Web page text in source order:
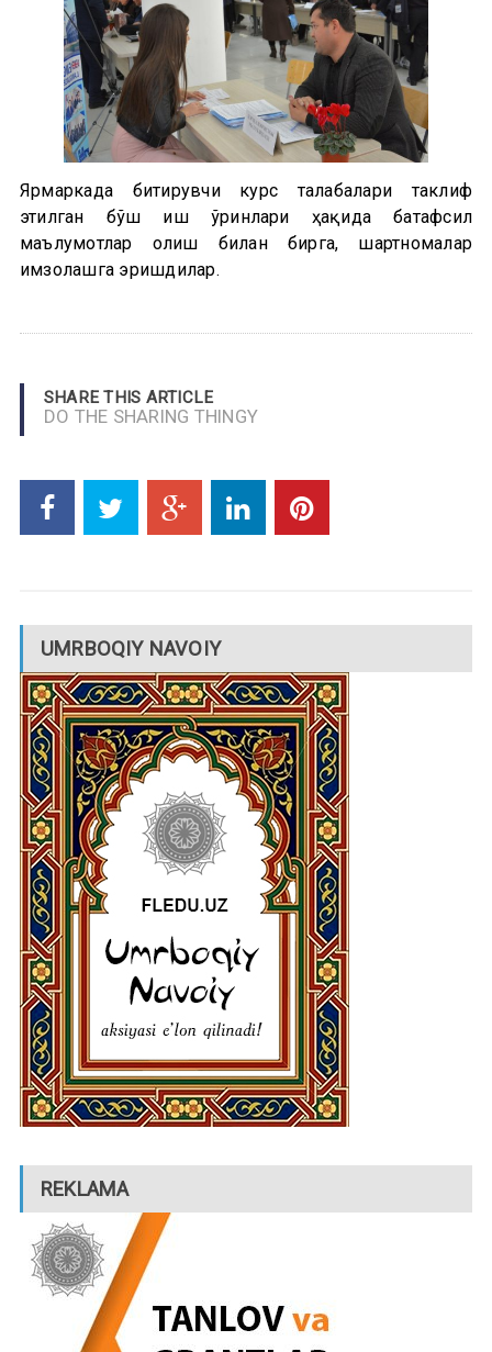
Ярмаркада битирувчи курс талабалари таклиф
этилган бўш иш ўринлари ҳақида батафсил
маълумотлар олиш билан бирга, шартномалар
имзолашга эришдилар.
SHARE THIS ARTICLE
DO THE SHARING THINGY
UMRBOQIY NAVOIY
REKLAMA